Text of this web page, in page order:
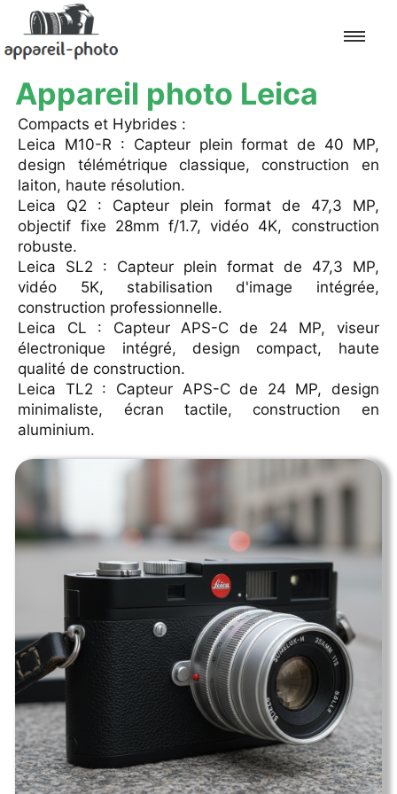
Canon
Nikon
Fujifilm
Panasonic
Olympus
Pentax
Appareil photo Leica
Compacts et Hybrides :
Leica M10-R : Capteur plein format de 40 MP,
design télémétrique classique, construction en
laiton, haute résolution.
Leica Q2 : Capteur plein format de 47,3 MP,
objectif fixe 28mm f/1.7, vidéo 4K, construction
robuste.
Leica SL2 : Capteur plein format de 47,3 MP,
vidéo 5K, stabilisation d'image intégrée,
construction professionnelle.
Leica CL : Capteur APS-C de 24 MP, viseur
électronique intégré, design compact, haute
qualité de construction.
Leica TL2 : Capteur APS-C de 24 MP, design
minimaliste, écran tactile, construction en
aluminium.